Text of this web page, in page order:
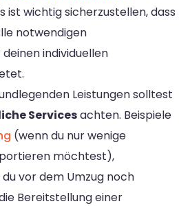
ist wichtig sicherzustellen, dass
notwendigen
individuellen
Leistungen solltest
Servicesachten. Beispiele
(wenn du nur wenige
möchtest),
vor dem Umzug noch
Bereitstellung einer